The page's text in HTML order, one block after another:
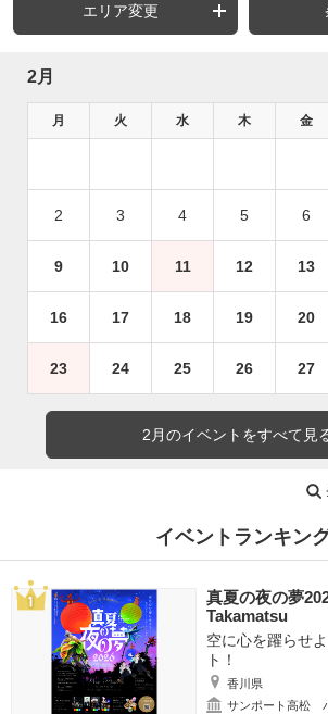
エリア変更
2月
月 火 水 木 金
2 3 4 5 6
9 10 11 12 13
16 17 18 19 20
23 24 25 26 27
2月のイベントをすべて見
イベントランキン
真夏の夜の夢
Takamatsu
空に心を躍らせ
ト！
香川県
サンポート高松